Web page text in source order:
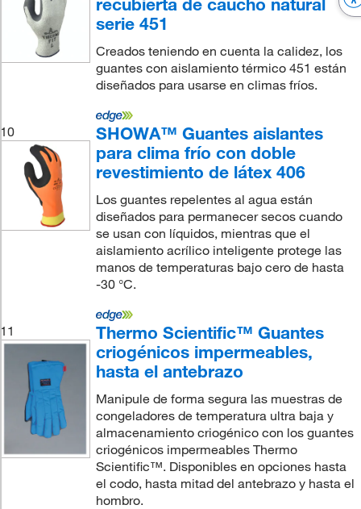
serie 451
Creados teniendo en cuenta la calidez, los
guantes con aislamiento térmico 451 están
diseñados para usarse en climas fríos.
10
SHOWA™ Guantes aislantes
para clima frío con doble
revestimiento de látex 406
Los guantes repelentes al agua están
diseñados para permanecer secos cuando
se usan con líquidos, mientras que el
aislamiento acrílico inteligente protege las
manos de temperaturas bajo cero de hasta
-30 °C.
11
Thermo Scientific™ Guantes
criogénicos impermeables,
hasta el antebrazo
Manipule de forma segura las muestras de
congeladores de temperatura ultra baja y
almacenamiento criogénico con los guantes
criogénicos impermeables Thermo
Scientific™. Disponibles en opciones hasta
el codo, hasta mitad del antebrazo y hasta el
hombro.